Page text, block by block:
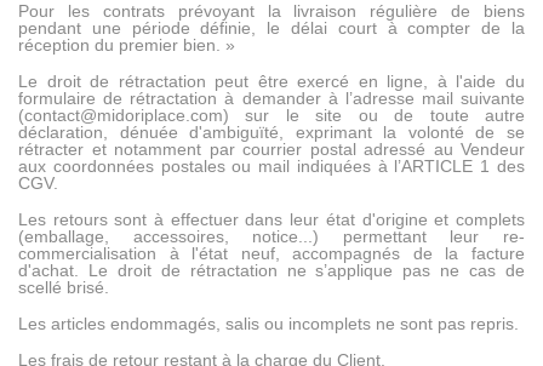
Pour les contrats prévoyant la livraison régulière de biens
pendant une période définie, le délai court à compter de la
réception du premier bien. »
Le droit de rétractation peut être exercé en ligne, à l'aide du
formulaire de rétractation à demander à l’adresse mail suivante
(contact@midoriplace.com) sur le site ou de toute autre
déclaration, dénuée d'ambiguïté, exprimant la volonté de se
rétracter et notamment par courrier postal adressé au Vendeur
aux coordonnées postales ou mail indiquées à l’ARTICLE 1 des
CGV.
Les retours sont à effectuer dans leur état d'origine et complets
(emballage, accessoires, notice...) permettant leur re-
commercialisation à l'état neuf, accompagnés de la facture
d'achat. Le droit de rétractation ne s’applique pas ne cas de
scellé brisé.
Les articles endommagés, salis ou incomplets ne sont pas repris.
Les frais de retour restant à la charge du Client.